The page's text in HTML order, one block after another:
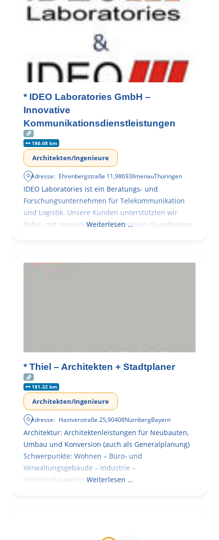
* IDEO Laboratories GmbH –
Innovative
Kommunikationsdienstleistungen
186.08 km
Architekten/Ingenieure
Adresse: Ehrenbergstraße 11,98693IlmenauThüringen
IDEO Laboratories ist ein Beratungs- und
Forschungsunternehmen für Telekommunikation
und Logistik. Unsere Kunden unterstützten wir
dabei, mit Innovationen und Business-Querdenken
Weiterlesen …
* Thiel – Architekten + Stadtplaner
181.32 km
Architekten/Ingenieure
Adresse: Hastverstraße 25,90408NürnbergBayern
Architektur: Architektenleistungen für Neubauten,
Umbau und Konversion (auch als Generalplanung)
Schwerpunkte: Wohnen – Büro- und
Verwaltungsgebäude – Industrie –
Verkehrsbauwerke. Weiterlesen …